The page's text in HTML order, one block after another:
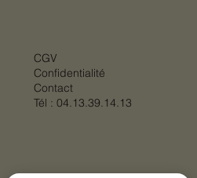
CGV
Confidentialité
Contact
Tél : 04.13.39.14.13